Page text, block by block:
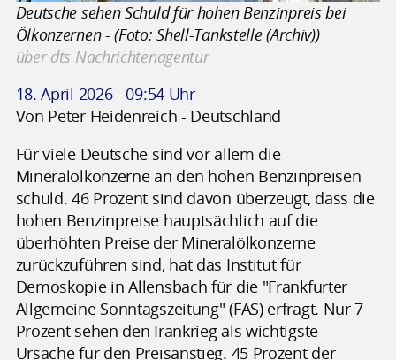
Deutsche sehen Schuld für hohen Benzinpreis bei
Ölkonzernen - (Foto: Shell-Tankstelle (Archiv))
über dts Nachrichtenagentur
18. April 2026 - 09:54 Uhr
Von Peter Heidenreich - Deutschland
Für viele Deutsche sind vor allem die
Mineralölkonzerne an den hohen Benzinpreisen
schuld. 46 Prozent sind davon überzeugt, dass die
hohen Benzinpreise hauptsächlich auf die
überhöhten Preise der Mineralölkonzerne
zurückzuführen sind, hat das Institut für
Demoskopie in Allensbach für die "Frankfurter
Allgemeine Sonntagszeitung" (FAS) erfragt. Nur 7
Prozent sehen den Irankrieg als wichtigste
Ursache für den Preisanstieg. 45 Prozent der